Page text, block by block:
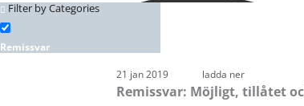
Filter by Categories
Remissvar
Kontaktpersoner
21 jan 2019 ladda ner
Remissvar: Möjligt, tillåtet
SidaSidaSida